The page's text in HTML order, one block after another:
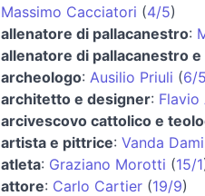
Massimo Cacciatori (4/5)
allenatore di pallacanestro:
allenatore di pallacanestro
archeologo: Ausilio Priuli (6/5
architetto e designer: Flavio
arcivescovo cattolico e
artista e pittrice: Vanda
atleta: Graziano Morotti (15/1
attore: Carlo Cartier(19/9)